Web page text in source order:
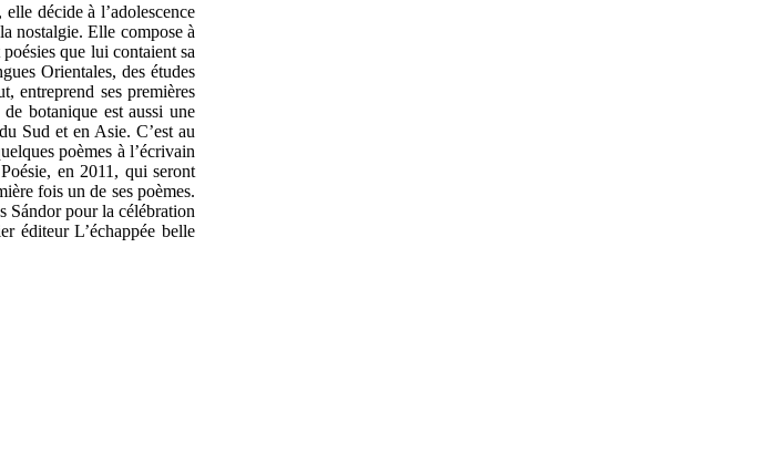
décide à l’adolescence
nostalgie. Elle compose à
que lui contaient sa
Orientales, des études
entreprend ses premières
botanique est aussi une
Sud et en Asie. C’est au
poèmes à l’écrivain
en 2011, qui seront
fois un de ses poèmes.
Sándor pour la célébration
éditeur L’échappée belle